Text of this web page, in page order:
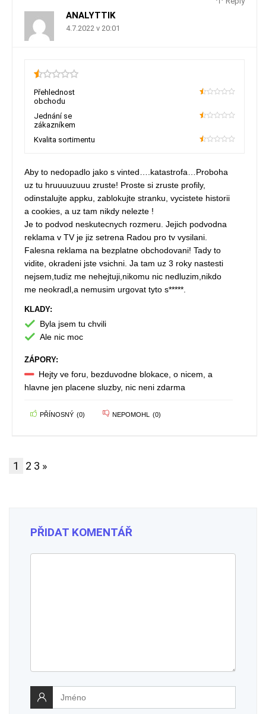
ANALYTTIK
4.7.2022 v 20:01
0.5
Přehlednost
obchodu
Jednání se
zákazníkem
Kvalita sortimentu
Aby to nedopadlo jako s vinted….katastrofa…Proboha
uz tu hruuuuzuuu zruste! Proste si zruste profily,
odinstalujte appku, zablokujte stranku, vycistete historii
a cookies, a uz tam nikdy nelezte !
Je to podvod neskutecnych rozmeru. Jejich podvodna
reklama v TV je jiz setrena Radou pro tv vysilani.
Falesna reklama na bezplatne obchodovani! Tady to
vidite, okradeni jste vsichni. Ja tam uz 3 roky nastesti
nejsem,tudiz me nehejtuji,nikomu nic nedluzim,nikdo
me neokradl,a nemusim urgovat tyto s*****.
KLADY:
Byla jsem tu chvili
Ale nic moc
ZÁPORY:
Hejty ve foru, bezduvodne blokace, o nicem, a
hlavne jen placene sluzby, nic neni zdarma
PŘÍNOSNÝ (0) NEPOMOHL (0)
1 2 3 »
PŘIDAT KOMENTÁŘ